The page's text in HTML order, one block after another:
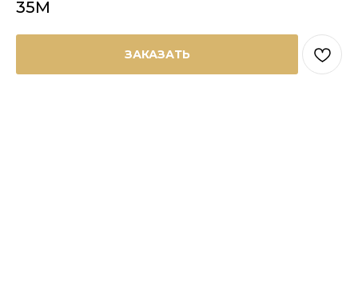
35М
ЗАКАЗАТЬ